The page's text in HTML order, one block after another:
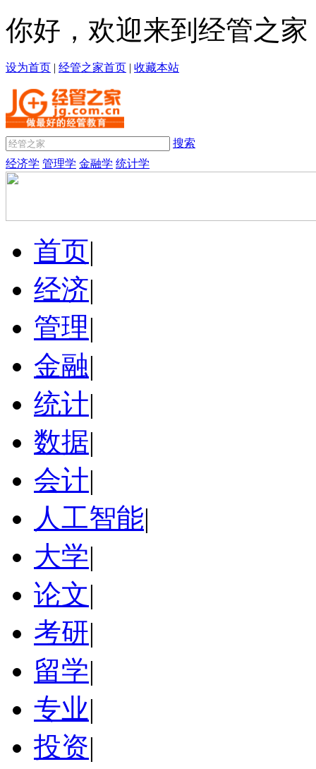
你好，欢迎来到经管之家
设为首页 | 经管之家首页 | 收藏本站
搜索
经济学 管理学 金融学 统计学
首页|
经济|
管理|
金融|
统计|
数据|
会计|
人工智能|
大学|
论文|
考研|
留学|
专业|
投资|